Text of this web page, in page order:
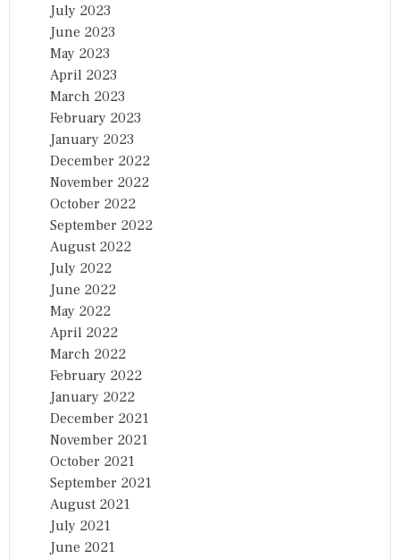
July 2023
June 2023
May 2023
April 2023
March 2023
February 2023
January 2023
December 2022
November 2022
October 2022
September 2022
August 2022
July 2022
June 2022
May 2022
April 2022
March 2022
February 2022
January 2022
December 2021
November 2021
October 2021
September 2021
August 2021
July 2021
June 2021